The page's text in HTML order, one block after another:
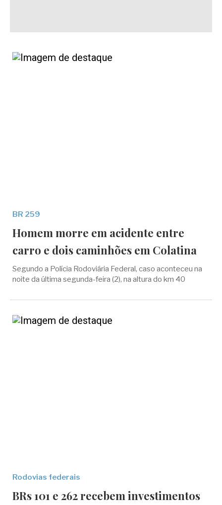
BR 259
Homem morre em acidente entre
carro e dois caminhões em Colatina
Segundo a Polícia Rodoviária Federal, caso aconteceu na
noite da última segunda-feira (2), na altura do km 40
Rodovias federais
BRs 101 e 262 recebem investimentos